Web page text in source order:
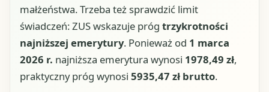
małżeństwa. Trzeba też sprawdzić limit
świadczeń: ZUS wskazuje próg trzykrotności
najniższej emerytury. Ponieważ od 1 marca
2026 r. najniższa emerytura wynosi 1978,49 zł,
praktyczny próg wynosi 5935,47 zł brutto.